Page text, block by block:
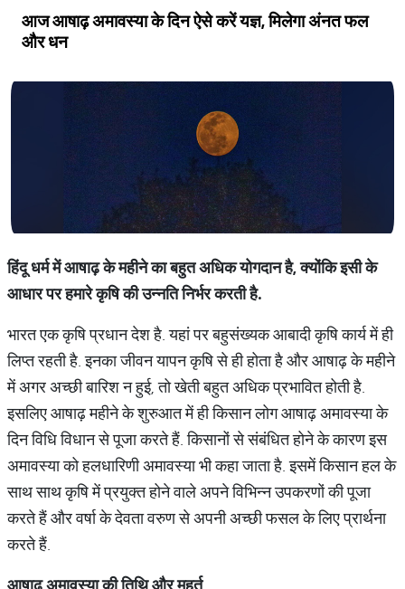
आज आषाढ़ अमावस्या के दिन ऐसे करें यज्ञ, मिलेगा अंनत फल
और धन
हिंदूधर्ममेंआषाढ़केमहीनेकाबहुतअधिकयोगदानहै,क्योंकिइसीके
आधारपरहमारेकृषिकीउन्नतिनिर्भरकरतीहै.
भारत एक कृषि प्रधान देश है. यहां पर बहुसंख्यक आबादी कृषि कार्य में ही
लिप्त रहती है. इनका जीवन यापन कृषि से ही होता है और आषाढ़ के महीने
में अगर अच्छी बारिश न हुई, तो खेती बहुत अधिक प्रभावित होती है.
इसलिए आषाढ़ महीने के शुरुआत में ही किसान लोग आषाढ़ अमावस्या के
दिन विधि विधान से पूजा करते हैं. किसानों से संबंधित होने के कारण इस
अमावस्या को हलधारिणी अमावस्या भी कहा जाता है. इसमें किसान हल के
साथ साथ कृषि में प्रयुक्त होने वाले अपने विभिन्न उपकरणों की पूजा
करते हैं और वर्षा के देवता वरुण से अपनी अच्छी फसल के लिए प्रार्थना
करते हैं.